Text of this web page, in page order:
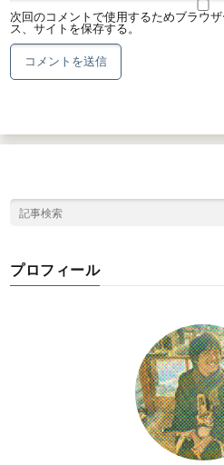
次回のコメントで使用するためブラウ
ス、サイトを保存する。
プロフィール